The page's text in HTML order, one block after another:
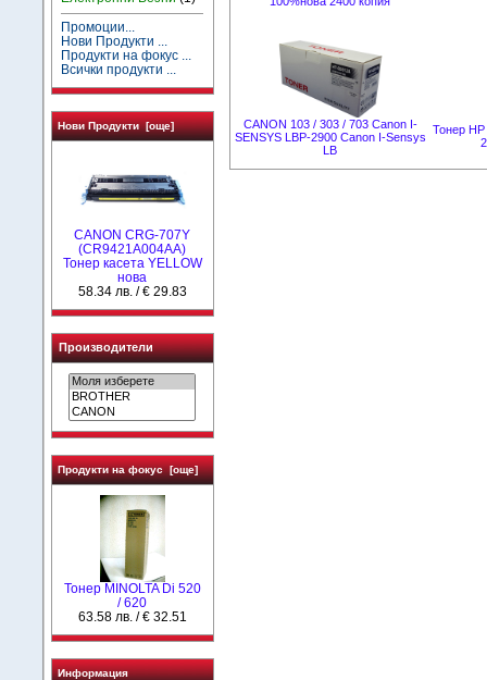
Промоции...
Нови Продукти ...
Продукти на фокус ...
Всички продукти ...
Нови Продукти [още]
CANON CRG-707Y
(CR9421A004AA)
Тонер касета YELLOW
нова
58.34 лв. / € 29.83
Производители
Продукти на фокус [още]
Тонер MINOLTA Di 520
/ 620
63.58 лв. / € 32.51
Информация
CANON 103 / 303 / 703 Canon I-
SENSYS LBP-2900 Canon I-Sensys
LB
Тонер